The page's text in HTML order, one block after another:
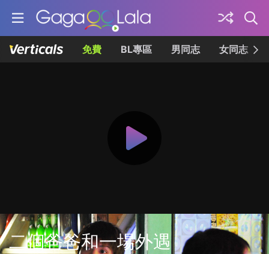
免費 BL專區 男同志 女同志
二個爸爸和一場外遇